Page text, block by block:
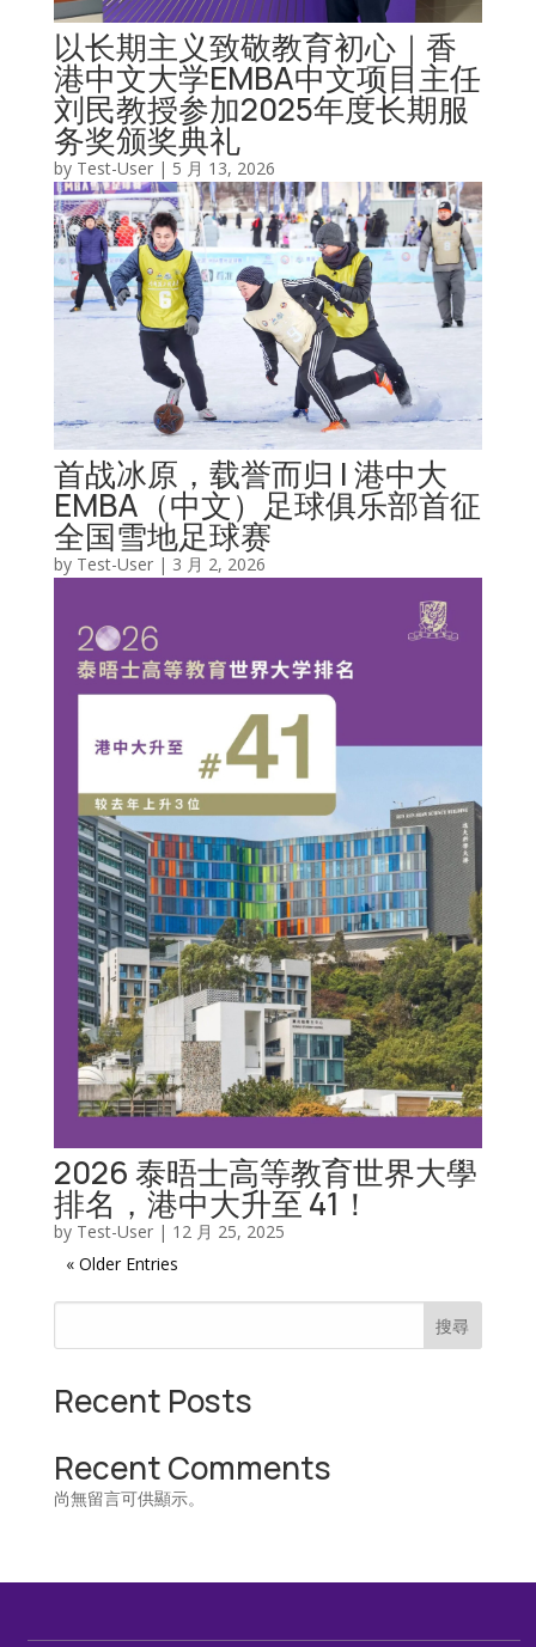
以长期主义致敬教育初心｜香
港中文大学EMBA中文项目主任
刘民教授参加2025年度长期服
务奖颁奖典礼
by Test-User| 5 月 13, 2026
首战冰原，载誉而归 | 港中大
EMBA（中文）足球俱乐部首征
全国雪地足球赛
by Test-User| 3 月 2, 2026
2026 泰晤士高等教育世界大學
排名，港中大升至 41！
by Test-User| 12 月 25, 2025
« Older Entries
搜尋
Recent Posts
Recent Comments
尚無留言可供顯示。